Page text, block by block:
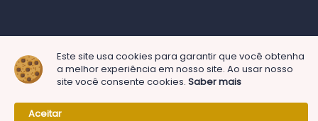
Este site usa cookies para garantir que você obtenha
a melhor experiência em nosso site. Ao usar nosso
site você consente cookies. Saber mais
Aceitar
© 2023 Atelier Lili ponto a ponto. Desenvolvido porKel Designs